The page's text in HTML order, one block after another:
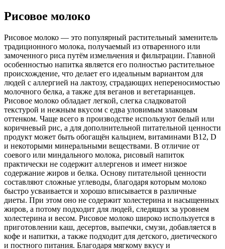
Рисовое молоко
Рисовое молоко — это популярный растительный заменитель
традиционного молока, получаемый из отваренного или
замоченного риса путём измельчения и фильтрации. Главной
особенностью напитка является его полностью растительное
происхождение, что делает его идеальным вариантом для
людей с аллергией на лактозу, страдающих непереносимостью
молочного белка, а также для веганов и вегетарианцев.
Рисовое молоко обладает легкой, слегка сладковатой
текстурой и нежным вкусом с едва уловимым злаковым
оттенком. Чаще всего в производстве используют белый или
коричневый рис, а для дополнительной питательной ценности
продукт может быть обогащён кальцием, витаминами B12, D
и некоторыми минеральными веществами. В отличие от
соевого или миндального молока, рисовый напиток
практически не содержит аллергенов и имеет низкое
содержание жиров и белка. Основу питательной ценности
составляют сложные углеводы, благодаря которым молоко
быстро усваивается и хорошо вписывается в различные
диеты. При этом оно не содержит холестерина и насыщенных
жиров, а потому подходит для людей, следящих за уровнем
холестерина и весом. Рисовое молоко широко используется в
приготовлении каш, десертов, выпечки, смузи, добавляется в
кофе и напитки, а также подходит для детского, диетического
и постного питания. Благодаря мягкому вкусу и